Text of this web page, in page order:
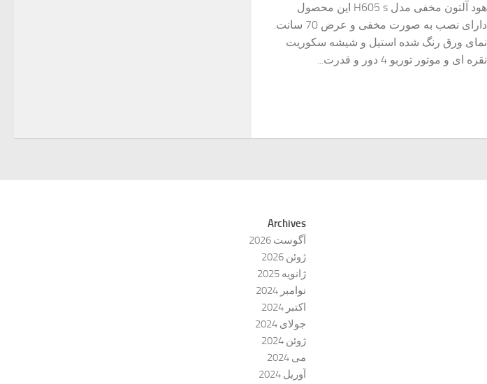
هود آلتون مخفی مدل H605 s این محصول
دارای نصب به صورت مخفی و عرض 70 سانت.
نمای ورق رنگ شده استیل و شیشه سکوریت
نقره ای و موتور توربو 4 دور و قدرت...
Archives
آگوست 2026
ژوئن 2026
ژانویه 2025
نوامبر 2024
اکتبر 2024
جولای 2024
ژوئن 2024
می 2024
آوریل 2024